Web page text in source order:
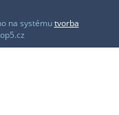
na systémutvorba